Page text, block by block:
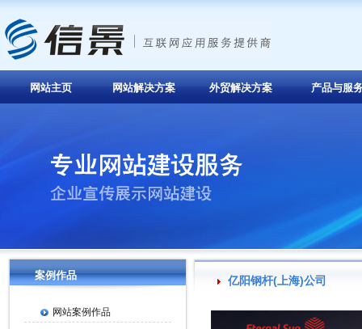
网站主页 网站解决方案 外贸解决方案 产品与服
案例作品
网站案例作品
亿阳钢杆(上海)公司